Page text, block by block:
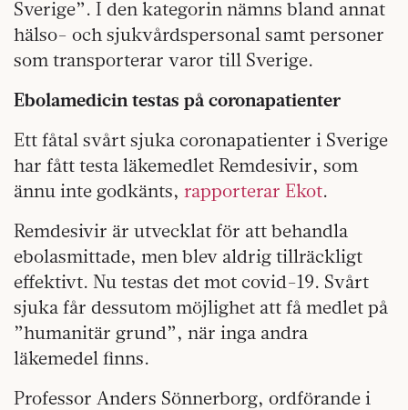
Sverige”. I den kategorin nämns bland annat
hälso- och sjukvårdspersonal samt personer
som transporterar varor till Sverige.
Ebolamedicin testas på coronapatienter
Ett fåtal svårt sjuka coronapatienter i Sverige
har fått testa läkemedlet Remdesivir, som
ännu inte godkänts, rapporterar Ekot.
Remdesivir är utvecklat för att behandla
ebolasmittade, men blev aldrig tillräckligt
effektivt. Nu testas det mot covid-19. Svårt
sjuka får dessutom möjlighet att få medlet på
”humanitär grund”, när inga andra
läkemedel finns.
Professor Anders Sönnerborg, ordförande i